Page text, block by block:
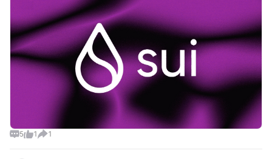
Sui’s native accounts while th
5 1 1